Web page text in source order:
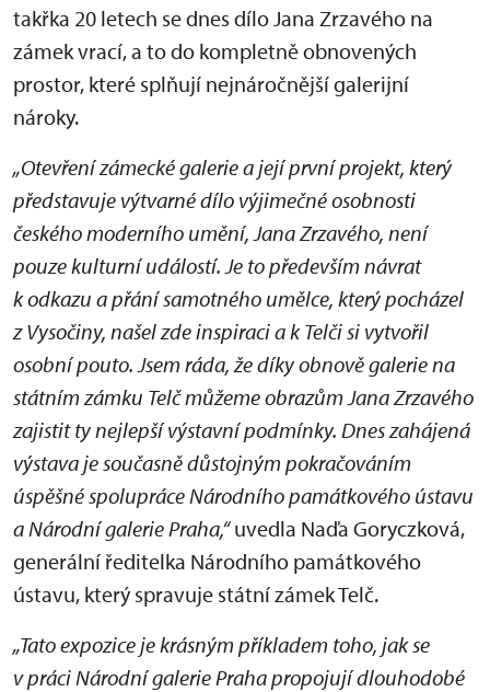
takřka 20 letech se dnes dílo Jana Zrzavého na
zámek vrací, a to do kompletně obnovených
prostor, které splňují nejnáročnější galerijní
nároky.
„Otevření zámecké galerie a její první projekt, který
představuje výtvarné dílo výjimečné osobnosti
českého moderního umění, Jana Zrzavého, není
pouze kulturní událostí. Je to především návrat
k odkazu a přání samotného umělce, který pocházel
z Vysočiny, našel zde inspiraci a k Telči si vytvořil
osobní pouto. Jsem ráda, že díky obnově galerie na
státním zámku Telč můžeme obrazům Jana Zrzavého
zajistit ty nejlepší výstavní podmínky. Dnes zahájená
výstava je současně důstojným pokračováním
úspěšné spolupráce Národního památkového ústavu
a Národní galerie Praha,“uvedla Naďa Goryczková,
generální ředitelka Národního památkového
ústavu, který spravuje státní zámek Telč.
„Tato expozice je krásným příkladem toho, jak se
v práci Národní galerie Praha propojují dlouhodobé